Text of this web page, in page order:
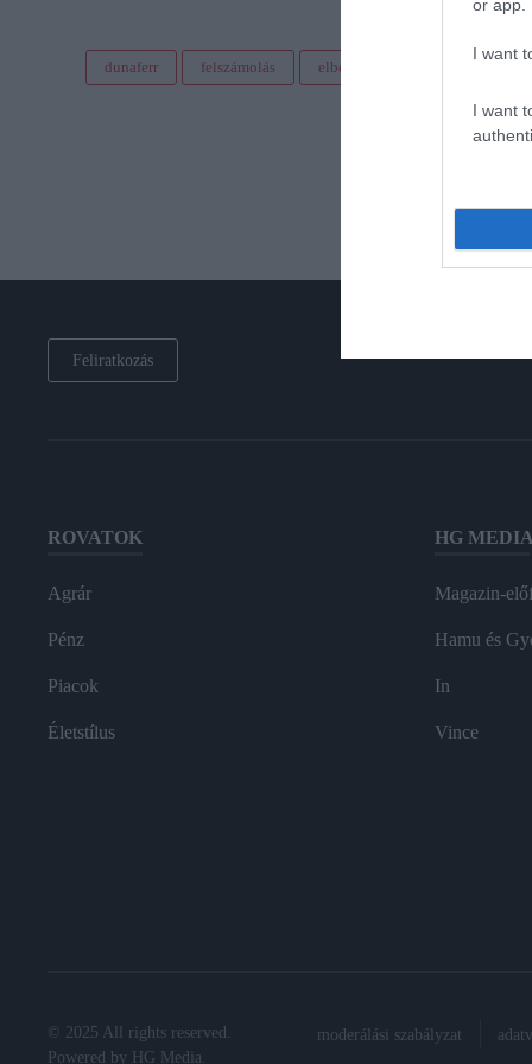
or app.
I want
I want
dunaferr felszámolás elbocsátások
Feliratkozás
ROVATOK
Agrár
Pénz
Piacok
Életstílus
HG MEDIA
Magazin-
Hamu és
In
Vince
© 2025 All rights reserved.
Powered by
HG Media.
moderálási szabályzat